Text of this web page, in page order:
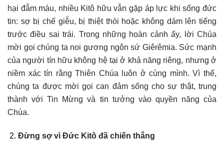
hại đẫm máu, nhiều Kitô hữu vẫn gặp áp lực khi sống đức
tin: sợ bị chế giễu, bị thiệt thòi hoặc không dám lên tiếng
trước điều sai trái. Trong những hoàn cảnh ấy, lời Chúa
mời gọi chúng ta noi gương ngôn sứ Giêrêmia. Sức mạnh
của người tín hữu không hệ tại ở khả năng riêng, nhưng ở
niềm xác tín rằng Thiên Chúa luôn ở cùng mình. Vì thế,
chúng ta được mời gọi can đảm sống cho sự thật, trung
thành với Tin Mừng và tin tưởng vào quyền năng của
Chúa.
Đừng sợ vì Đức Kitô đã chiến thắng